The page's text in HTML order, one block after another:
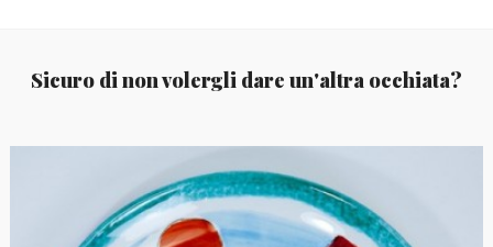
Sicuro di non volergli dare un'altra occhiata?